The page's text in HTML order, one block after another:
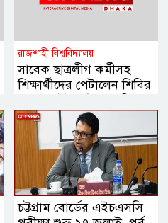
রাজশাহী বিশ্ববিদ্যালয়
সাবেক ছাত্রলীগ কর্মীসহ
শিক্ষার্থীদের পেটালেন শিবির
চট্টগ্রাম বোর্ডের এইচএসসি